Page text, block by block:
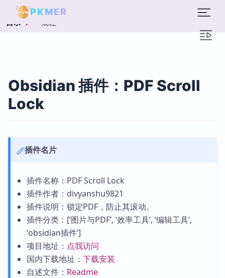
PKMER
目录 概述
Obsidian 插件：PDF Scroll
Lock
插件名片
插件名称：PDF Scroll Lock
插件作者：divyanshu9821
插件说明：锁定PDF，防止其滚动。
插件分类：[‘图片与PDF’, ‘效率工具’, ‘编辑工具’,
‘obsidian插件’]
项目地址： 点我访问
国内下载地址： 下载安装
自述文件： Readme